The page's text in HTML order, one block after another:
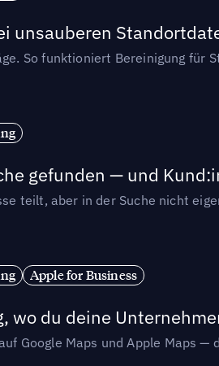
unsauberen
So funktioniert Bereinigung für
gefunden — und
teilt, aber in der Suche nicht
Apple for Business
wo du deine
Google Maps und Apple Maps